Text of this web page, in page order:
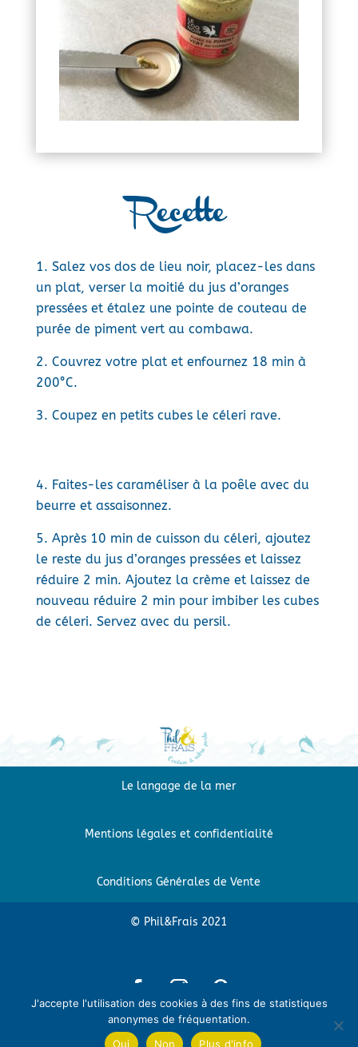
Recette
Salez vos dos de lieu noir, placez-les dans
un plat, verser la moitié du jus d’oranges
pressées et étalez une pointe de couteau de
purée de piment vert au combawa.
Couvrez votre plat et enfournez 18 min à
200°C.
Coupez en petits cubes le céleri rave.
Faites-les caraméliser à la poêle avec du
beurre et assaisonnez.
Après 10 min de cuisson du céleri, ajoutez
le reste du jus d’oranges pressées et laissez
réduire 2 min. Ajoutez la crème et laissez de
nouveau réduire 2 min pour imbiber les cubes
de céleri. Servez avec du persil.
Le langage de la mer
Mentions légales et confidentialité
Conditions Générales de Vente
© Phil&Frais 2021
J'accepte l'utilisation des cookies à des fins de statistiques
anonymes de fréquentation.
Oui
Non Plus d'info